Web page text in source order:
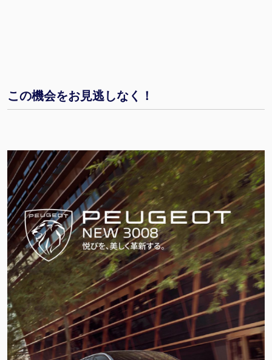
この機会をお見逃しなく！